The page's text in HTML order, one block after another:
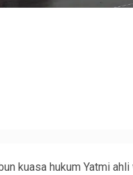
kuasa hukum Yatmi